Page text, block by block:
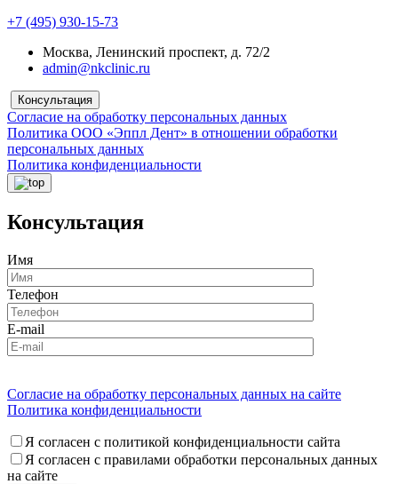
+7 (495) 930-15-73
Москва, Ленинский проспект, д. 72/2
admin@nkclinic.ru
Консультация
Согласие на обработку персональных данных
Политика ООО «Эппл Дент» в отношении обработки
персональных данных
Политика конфиденциальности
Консультация
Имя
Телефон
E-mail
Согласие на обработку персональных данных на сайте
Политика конфиденциальности
Я согласен с политикой конфиденциальности сайта
Я согласен с правилами обработки персональных данных
на сайте